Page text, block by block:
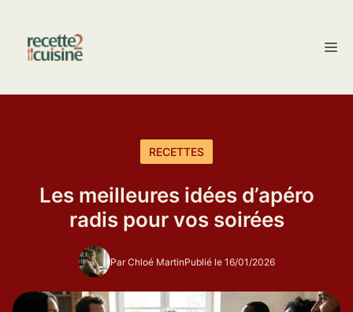
contenu
RECETTES
Les meilleures idées d’apéro
radis pour vos soirées
Par Chloé MartinPublié le 16/01/2026